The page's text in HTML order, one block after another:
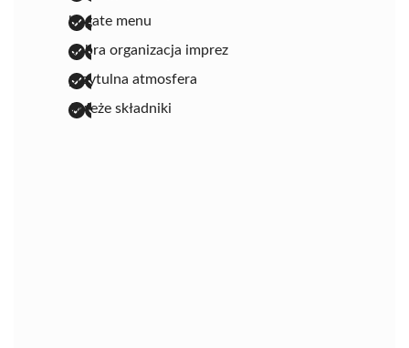
bogate menu
dobra organizacja imprez
przytulna atmosfera
świeże składniki